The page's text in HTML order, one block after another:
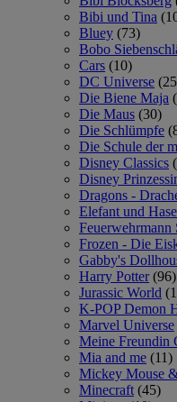
Bibi und Tina
Bluey (73)
Bobo
Cars (10)
DC Universe
Die Biene Maja
Die Maus (30)
Die Schlümpfe
Die Schule der
Disney Classics
Disney
Dragons -
Elefant und Hase
Feuerwehrmann
Frozen - Die
Gabby's
Harry Potter (96)
Jurassic World
K-POP Demon
Marvel Universe
Meine Freundin
Mia and me (11)
Mickey Mouse
Minecraft (45)